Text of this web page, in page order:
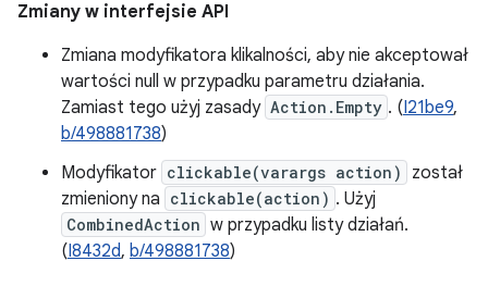
Zmiany w interfejsie API
Zmiana modyfikatora klikalności, aby nie akceptował
wartości null w przypadku parametru działania.
Zamiast tego użyj zasady Action.Empty . (I21be9,
b/498881738)
Modyfikator clickable(varargs action)
został
zmieniony na clickable(action) . Użyj
CombinedAction w przypadku listy działań.
(I8432d, b/498881738)